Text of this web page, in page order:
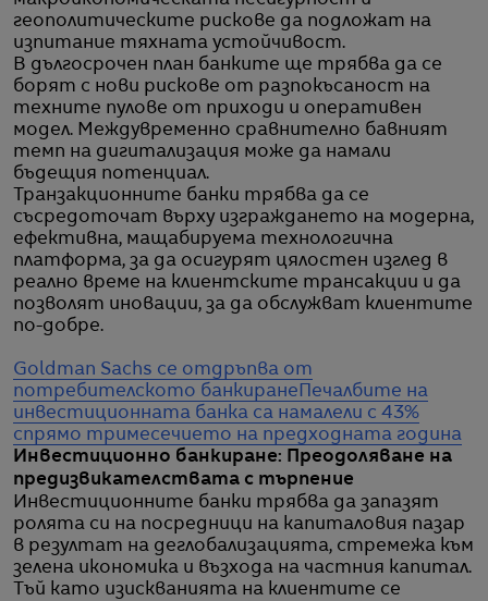
геополитическите рискове да подложат на
изпитание тяхната устойчивост.
В дългосрочен план банките ще трябва да се
борят с нови рискове от разпокъсаност на
техните пулове от приходи и оперативен
модел. Междувременно сравнително бавният
темп на дигитализация може да намали
бъдещия потенциал.
Транзакционните банки трябва да се
съсредоточат върху изграждането на модерна,
ефективна, мащабируема технологична
платформа, за да осигурят цялостен изглед в
реално време на клиентските трансакции и да
позволят иновации, за да обслужват клиентите
по-добре.
Goldman Sachs се отдръпва от
потребителското банкиране Печалбите на
инвестиционната банка са намалели с 43%
спрямо тримесечието на предходната година
Инвестиционно банкиране: Преодоляване на
предизвикателствата с търпение
Инвестиционните банки трябва да запазят
ролята си на посредници на капиталовия пазар
в резултат на деглобализацията, стремежа към
зелена икономика и възхода на частния капитал.
Тъй като изискванията на клиентите се